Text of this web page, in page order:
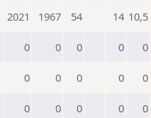
2021 1967 54 14 10,5
0 0 0 0 0
0 0 0 0 0
0 0 0 0 0